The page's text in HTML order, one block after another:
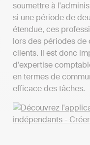
soumettre à
si une période de
étendue, ces
lors des périodes
clients. Il est donc
d'expertise
en termes de
efficace des tâches.